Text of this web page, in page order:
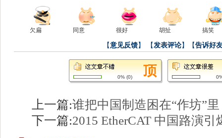
欠扁 同意 很好 胡扯 搞笑
【意见反馈】 【发表评论】【告诉好
0% (0)
上一篇:谁把中国制造困在“作坊”
下一篇:2015 EtherCAT 中国路演